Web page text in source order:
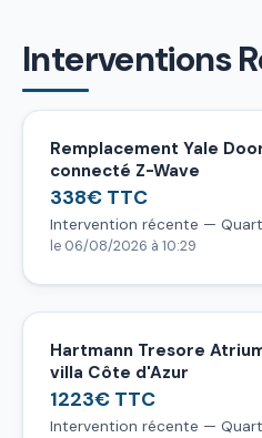
Interventions
Remplacement Yale
connecté Z-Wave
338€ TTC
Intervention récente —
le 06/08/2026 à 10:29
Hartmann Tresore
villa Côte d'Azur
1223€ TTC
Intervention récente —